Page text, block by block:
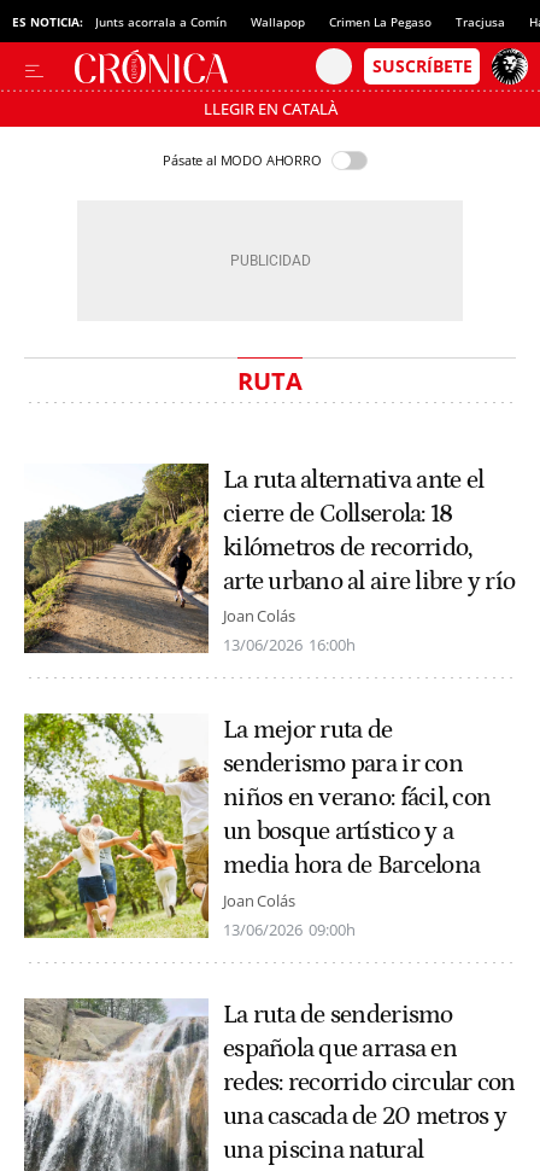
ES NOTICIA: Junts acorrala a Comín Wallapop Crimen La Pegaso Tracjusa
LLEGIR EN CATALÀ
Pásate al MODO AHORRO
RUTA
La ruta alternativa ante el
cierre de Collserola: 18
kilómetros de recorrido,
arte urbano al aire libre y río
Joan Colás
13/06/2026 16:00h
La mejor ruta de
senderismo para ir con
niños en verano: fácil, con
un bosque artístico y a
media hora de Barcelona
Joan Colás
13/06/2026 09:00h
La ruta de senderismo
española que arrasa en
redes: recorrido circular con
una cascada de 20 metros y
una piscina natural